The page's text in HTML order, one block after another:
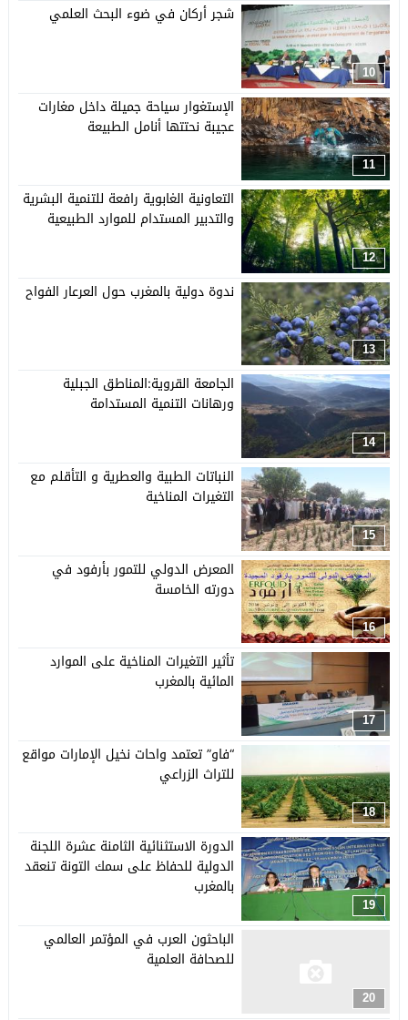
10
شجر أركان في ضوء البحث العلمي
11
الإستغوار سياحة جميلة داخل مغارات
عجيبة نحتتها أنامل الطبيعة
12
التعاونية الغابوية رافعة للتنمية البشرية
والتدبير المستدام للموارد الطبيعية
13
ندوة دولية بالمغرب حول العرعار الفواح
14
الجامعة القروية:المناطق الجبلية
ورهانات التنمية المستدامة
15
النباتات الطبية والعطرية و التأقلم مع
التغيرات المناخية
16
المعرض الدولي للتمور بأرفود في
دورته الخامسة
17
تأثير التغيرات المناخية على الموارد
المائية بالمغرب
18
“فاو” تعتمد واحات نخيل الإمارات مواقع
للتراث الزراعي
19
الدورة الاستثنائية الثامنة عشرة اللجنة
الدولية للحفاظ على سمك التونة تنعقد
بالمغرب
20
الباحثون العرب في المؤتمر العالمي
للصحافة العلمية